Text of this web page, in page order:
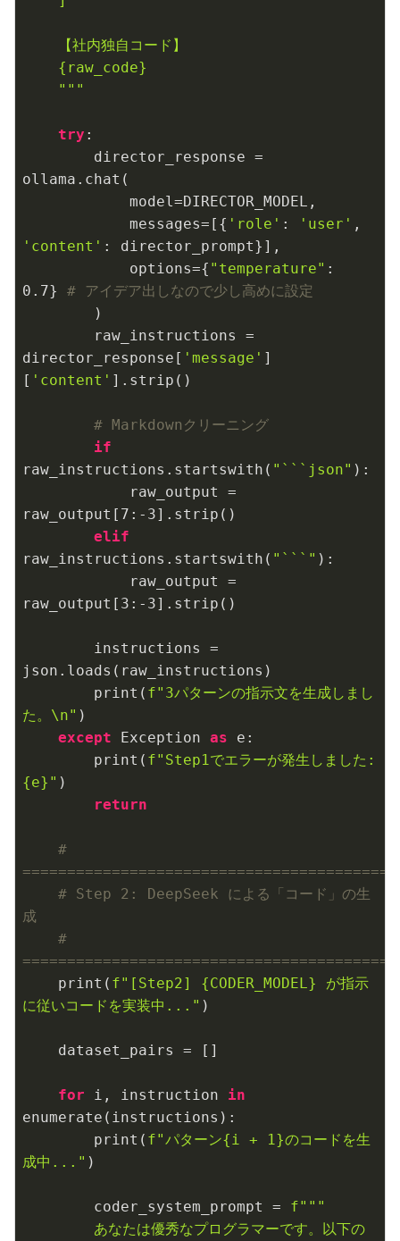
{raw_code}
    """
try :
ollama.chat(
            messages=[{
'role' : 'user'
'content' : director_prompt}],
            options={
"temperature"
0.7} # アイデア出しなので少し高めに設定
director_response[ 'message' ]
[ 'content' ].strip()
# Markdownクリーニング
if
raw_instructions.startswith( "```json" ):
raw_output[ 7 : -3].strip()
elif
raw_instructions.startswith( "```" ):
raw_output[ 3 : -3].strip()
json.loads(raw_instructions)
        print(
f"3パターンの指示文を生成しまし
た。\n" )
except Exception as e:
        print(
{e} " )
return
#
=========================================
# Step 2: DeepSeek による「コード」の生
成
#
=========================================
    print(
f"[Step2] {CODER_MODEL}
が指示
に従いコードを実装中..." )
for i, instruction in
enumerate(instructions):
        print(
f"パターン{i + 1 }のコードを生
成中..." )
        coder_system_prompt =
f"""